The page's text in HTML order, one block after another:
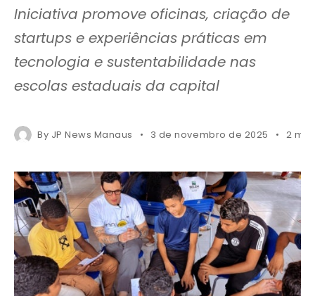
Iniciativa promove oficinas, criação de
startups e experiências práticas em
tecnologia e sustentabilidade nas
escolas estaduais da capital
By JP News Manaus 3 de novembro de 2025 2